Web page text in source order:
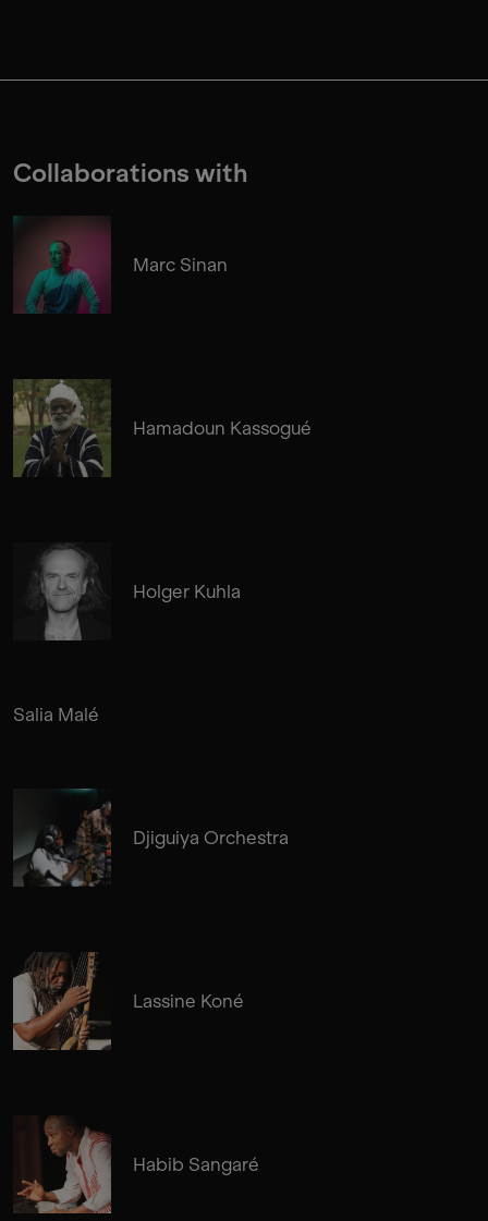
Collaborations with
Marc Sinan
Hamadoun Kassogué
Holger Kuhla
Salia Malé
Djiguiya Orchestra
Lassine Koné
Habib Sangaré